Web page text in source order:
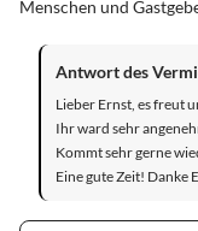
Menschen und
Antwort des
Lieber Ernst, es freut
Ihr ward sehr
Kommt sehr gerne
Eine gute Zeit! Danke